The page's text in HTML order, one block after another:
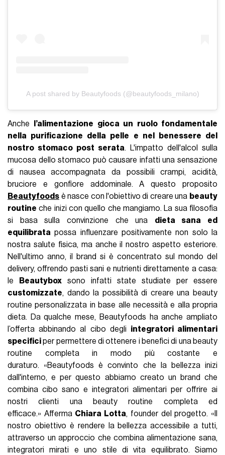
A post shared by Beautyfoods (@beautyfoods_milano)
Anche
l’alimentazione gioca un ruolo fondamentale
nella purificazione della pelle e nel benessere del
nostro stomaco post serata. L'impatto dell'alcol sulla
mucosa dello stomaco può causare infatti una sensazione
di nausea accompagnata da possibili crampi, acidità,
bruciore e gonfiore addominale. A questo proposito
Beautyfoods è nasce con l'obiettivo di creare una beauty
routine che inizi con quello che mangiamo. La sua filosofia
si basa sulla convinzione che una dieta sana ed
equilibrata possa influenzare positivamente non solo la
nostra salute fisica, ma anche il nostro aspetto esteriore.
Nell'ultimo anno, il brand si è concentrato sul mondo del
delivery, offrendo pasti sani e nutrienti direttamente a casa:
le
Beautybox sono infatti state studiate per essere
customizzate, dando la possibilità di creare una beauty
routine personalizzata in base alle necessità e alla propria
dieta. Da qualche mese, Beautyfoods ha anche ampliato
l’offerta abbinando al cibo degli integratori alimentari
specificiper permettere di ottenere i benefici di una beauty
routine completa in modo più costante e
duraturo. «Beautyfoods è convinto che la bellezza inizi
dall'interno, e per questo abbiamo creato un brand che
combina cibo sano e integratori alimentari per offrire ai
nostri clienti una beauty routine completa ed
efficace.» Afferma Chiara Lotta, founder del progetto. «Il
nostro obiettivo è rendere la bellezza accessibile a tutti,
attraverso un approccio che combina alimentazione sana,
integratori mirati e uno stile di vita equilibrato. Siamo